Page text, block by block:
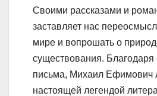
Своими рассказами и
заставляет нас
мире и вопрошать о
существования. Благодаря
письма, Михаил Ефимович
настоящей легендой